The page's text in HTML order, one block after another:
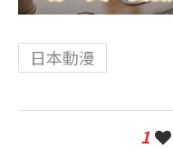
日本動漫
1